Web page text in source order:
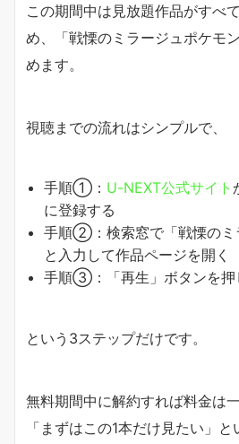
この期間中は見放題作品がすべ
め、「戦慄のミラージュポケモ
めます。
視聴までの流れはシンプルで、
手順①： U-NEXT公式サイト
に登録する
手順②：検索窓で「戦慄のミ
と入力して作品ページを開く
手順③：「再生」ボタンを押
という3ステップだけです。
無料期間中に解約すれば料金は
「まずはこの1本だけ見たい」